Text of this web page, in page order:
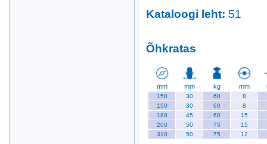
Kataloogi leht: 51
Õhkratas
mm mm kg mm
150 30 60
8
150
30 60
8
180
45 60
15
200
50 75
15
310
50 75 12